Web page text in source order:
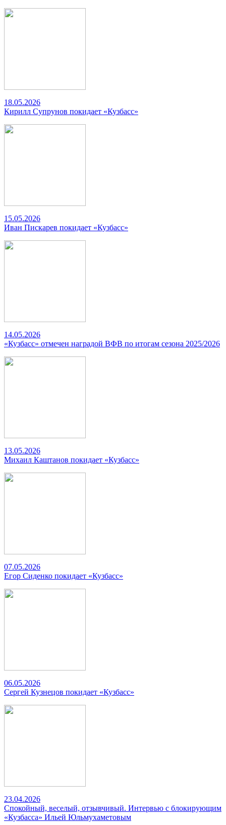
18.05.2026
Кирилл Супрунов покидает «Кузбасс»
15.05.2026
Иван Пискарев покидает «Кузбасс»
14.05.2026
«Кузбасс» отмечен наградой ВФВ по итогам сезона 2025/2026
13.05.2026
Михаил Каштанов покидает «Кузбасс»
07.05.2026
Егор Сиденко покидает «Кузбасс»
06.05.2026
Сергей Кузнецов покидает «Кузбасс»
23.04.2026
Спокойный, веселый, отзывчивый. Интервью с блокирующим
«Кузбасса» Ильей Юльмухаметовым